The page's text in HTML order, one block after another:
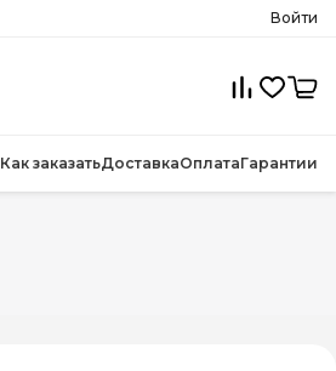
Войти
Как заказатьДоставкаОплатаГарантии